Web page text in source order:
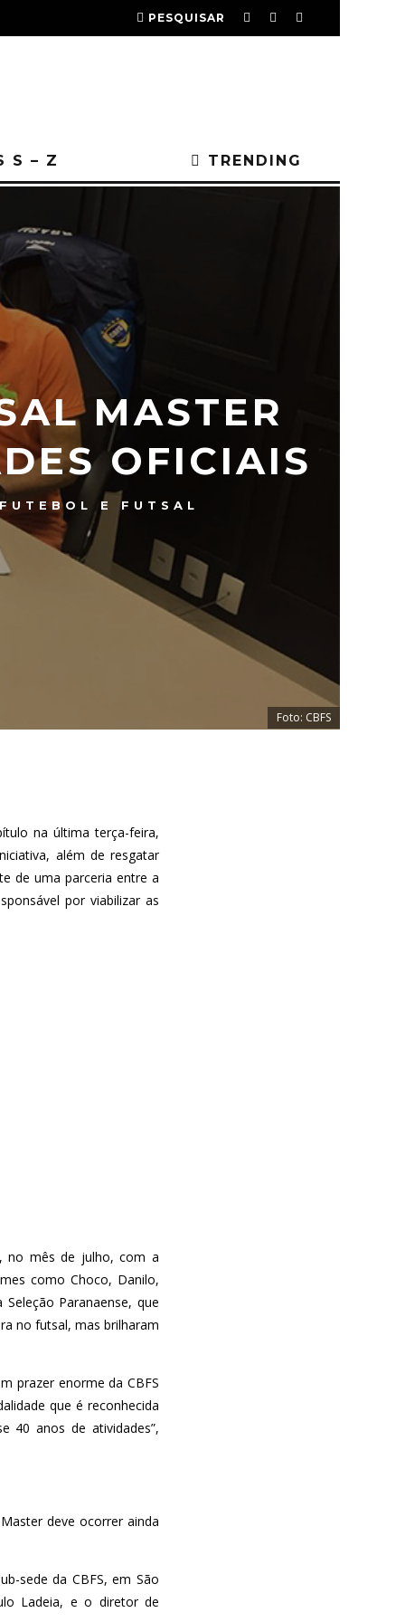
PESQUISAR
S – Z TRENDING
MASTER
OFICIAIS
FUTEBOL E FUTSAL
Foto: CBFS
na última terça-feira,
além de resgatar
de uma parceria entre a
por viabilizar as
no mês de julho, com a
como Choco, Danilo,
Paranaense, que
no futsal, mas brilharam
prazer enorme da CBFS
que é reconhecida
40 anos de atividades”,
deve ocorrer ainda
sede da CBFS, em São
Ladeia, e o diretor de